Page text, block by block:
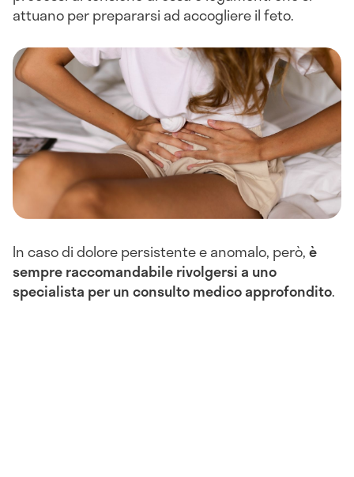
attuano per prepararsi ad accogliere il feto.
In caso di dolore persistente e anomalo, però,è
sempre raccomandabile rivolgersi a uno
specialista per un consulto medico approfondito.